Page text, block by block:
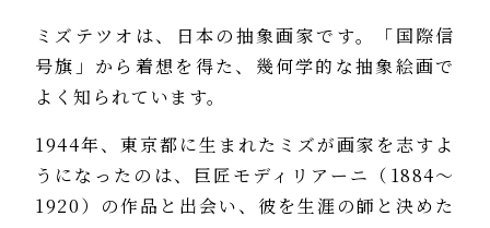
ミズテツオは、日本の抽象画家です。「国際信
号旗」から着想を得た、幾何学的な抽象絵画で
よく知られています。
1944年、東京都に生まれたミズが画家を志すよ
うになったのは、巨匠モディリアーニ（1884～
1920）の作品と出会い、彼を生涯の師と決めた